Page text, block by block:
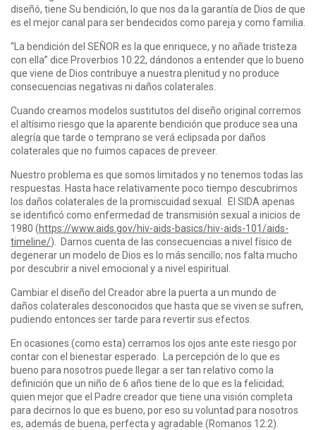
diseñó, tiene Su bendición, lo que nos da la garantía de Dios de que
es el mejor canal para ser bendecidos como pareja y como familia.
“La bendición del SEÑOR es la que enriquece, y no añade tristeza
con ella” dice Proverbios 10:22, dándonos a entender que lo bueno
que viene de Dios contribuye a nuestra plenitud y no produce
consecuencias negativas ni daños colaterales.
Cuando creamos modelos sustitutos del diseño original corremos
el altísimo riesgo que la aparente bendición que produce sea una
alegría que tarde o temprano se verá eclipsada por daños
colaterales que no fuimos capaces de preveer.
Nuestro problema es que somos limitados y no tenemos todas las
respuestas. Hasta hace relativamente poco tiempo descubrimos
los daños colaterales de la promiscuidad sexual. El SIDA apenas
se identificó como enfermedad de transmisión sexual a inicios de
1980 (https://www.aids.gov/hiv-aids-basics/hiv-aids-101/aids-
timeline/). Darnos cuenta de las consecuencias a nivel físico de
degenerar un modelo de Dios es lo más sencillo; nos falta mucho
por descubrir a nivel emocional y a nivel espiritual.
Cambiar el diseño del Creador abre la puerta a un mundo de
daños colaterales desconocidos que hasta que se viven se sufren,
pudiendo entonces ser tarde para revertir sus efectos.
En ocasiones (como esta) cerramos los ojos ante este riesgo por
contar con el bienestar esperado. La percepción de lo que es
bueno para nosotros puede llegar a ser tan relativo como la
definición que un niño de 6 años tiene de lo que es la felicidad;
quien mejor que el Padre creador que tiene una visión completa
para decirnos lo que es bueno, por eso su voluntad para nosotros
es, además de buena, perfecta y agradable (Romanos 12:2).